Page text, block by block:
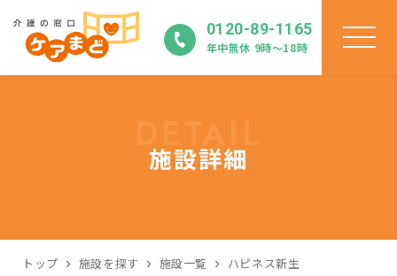
0120-89-1165
年中無休 9時〜18時
施設詳細
トップ 施設を探す 施設一覧 ハピネス新生